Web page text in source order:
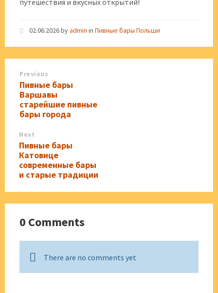
путешествия и вкусных открытий!
02.06.2026byadmin in Пивные бары Польши
Previous
Пивные бары
Варшавы
старейшие пивные
бары города
Next
Пивные бары
Катовице
современные бары
и старые традиции
0 Comments
There are no comments yet